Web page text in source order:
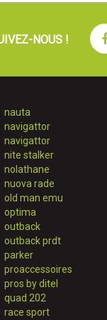
NOUS !
nauta
navigattor
navigattor
nite stalker
nolathane
nuova rade
old man emu
optima
outback
outback prdt
parker
proaccessoires
pros by ditel
quad 202
race sport